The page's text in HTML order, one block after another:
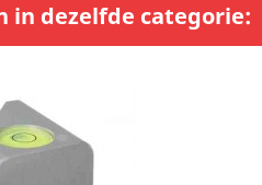
in dezelfde categorie: